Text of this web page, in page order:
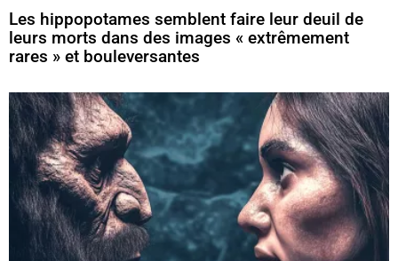
Les hippopotames semblent faire leur deuil de
leurs morts dans des images « extrêmement
rares » et bouleversantes